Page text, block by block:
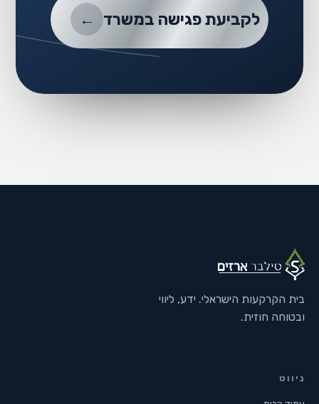
לקביעת פגישה במשרד ←
בית הקרקעות הישראלי. ידע, ליווי
ובטוחה חוזית.
ניווט